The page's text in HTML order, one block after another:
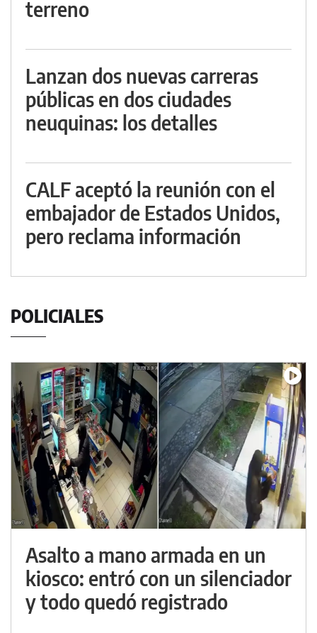
terreno
Lanzan dos nuevas carreras
públicas en dos ciudades
neuquinas: los detalles
CALF aceptó la reunión con el
embajador de Estados Unidos,
pero reclama información
POLICIALES
Asalto a mano armada en un
kiosco: entró con un silenciador
y todo quedó registrado